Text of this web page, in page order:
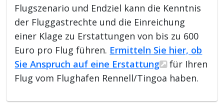
Flugszenario und Endziel kann die Kenntnis
der Fluggastrechte und die Einreichung
einer Klage zu Erstattungen von bis zu 600
Euro pro Flug führen. Ermitteln Sie hier, ob
Sie Anspruch auf eine Erstattung
für Ihren
Flug vom Flughafen Rennell/Tingoa haben.